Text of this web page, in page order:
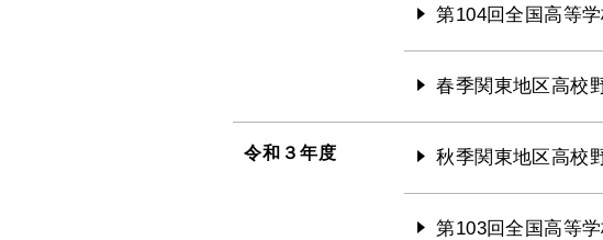
第104回全国高等
春季関東地区高校
令和３年度 秋季関東地区高校
第103回全国高等